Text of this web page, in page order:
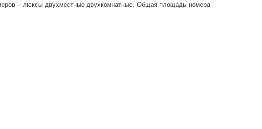
– люксы двухместные двухкомнатные. Общая площадь номера